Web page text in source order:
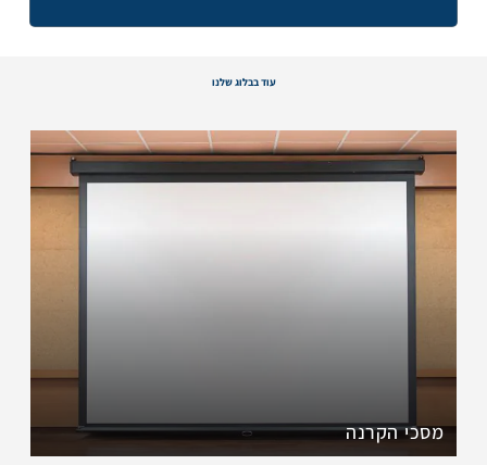
עוד בבלוג שלנו
מסכי הקרנה